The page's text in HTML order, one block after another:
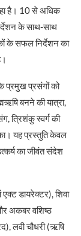
है। 10 से अधिक
के साथ-साथ
के सफल निर्देशन का
के प्रमुख प्रसंगों को
बनने की यात्रा,
त्रिशंकु स्वर्ग की
यह प्रस्तुति केवल
का जीवंत संदेश
डायरेक्टर), शिवा
अकबर वशिष्ठ
लवी चौधरी (ऋषि